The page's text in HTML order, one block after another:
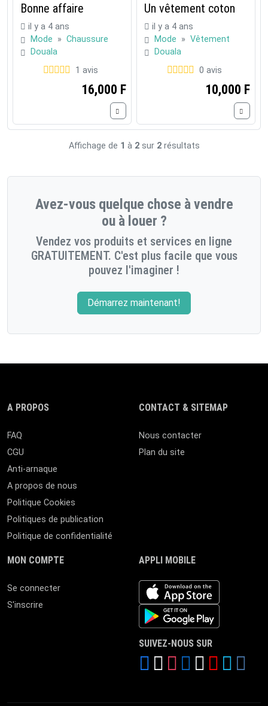
Bonne affaire
il y a 4 ans
Mode » Chaussure
Douala
1 avis
16,000 F
Un vêtement coton
il y a 4 ans
Mode » Vêtement
Douala
0 avis
10,000 F
Affichage de 1 à 2sur 2résultats
Avez-vous quelque chose à vendre
ou à louer ?
Vendez vos produits et services en ligne
GRATUITEMENT. C'est plus facile que vous
pouvez l'imaginer !
Démarrez maintenant!
A PROPOS
FAQ
CGU
Anti-arnaque
A propos de nous
Politique Cookies
Politiques de publication
Politique de confidentialité
CONTACT & SITEMAP
Nous contacter
Plan du site
MON COMPTE
Se connecter
S'inscrire
APPLI MOBILE
iOS app
Android App
SUIVEZ-NOUS SUR